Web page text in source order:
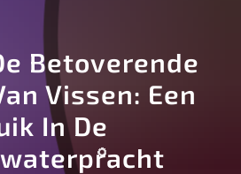
Betoverende
Vissen: Een
In De